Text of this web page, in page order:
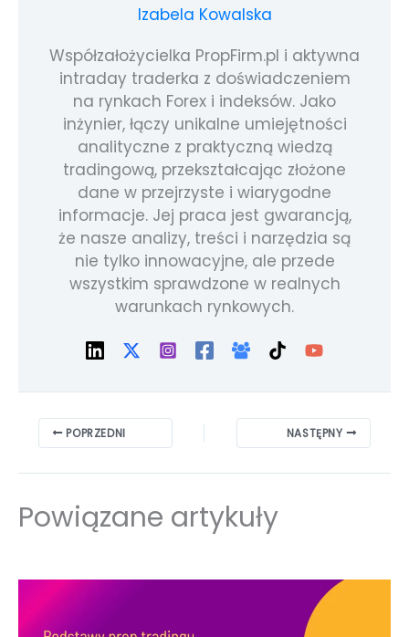
Izabela Kowalska
Współzałożycielka PropFirm.pl i aktywna
intraday traderka z doświadczeniem
na rynkach Forex i indeksów. Jako
inżynier, łączy unikalne umiejętności
analityczne z praktyczną wiedzą
tradingową, przekształcając złożone
dane w przejrzyste i wiarygodne
informacje. Jej praca jest gwarancją,
że nasze analizy, treści i narzędzia są
nie tylko innowacyjne, ale przede
wszystkim sprawdzone w realnych
warunkach rynkowych.
POPRZEDNI NASTĘPNY
Powiązane artykuły